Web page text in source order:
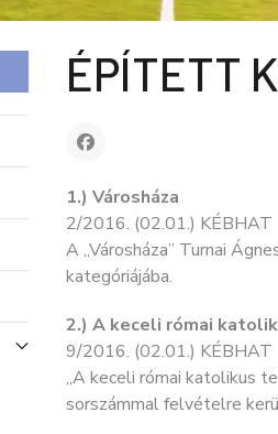
ÉPÍTETT
1.) Városháza
2/2016. (02.01.) KÉBHAT
A „Városháza” Turnai
kategóriájába.
2.) A keceli római
9/2016. (02.01.) KÉBHAT
„A keceli római katolikus
sorszámmal felvételre